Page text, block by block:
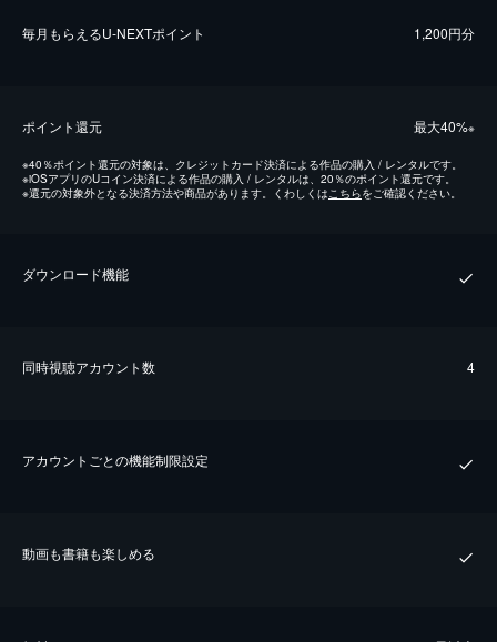
毎⽉もらえるU-NEXTポイント 1,200円分
ポイント還元 最⼤40%※
※40％ポイント還元の対象は、クレジットカード決済による作品の購入 / レンタルです。
※iOSアプリのUコイン決済による作品の購入 / レンタルは、20％のポイント還元です。
※還元の対象外となる決済方法や商品があります。くわしくはこちらをご確認ください。
ダウンロード機能
同時視聴アカウント数 4
アカウントごとの機能制限設定
動画も書籍も楽しめる